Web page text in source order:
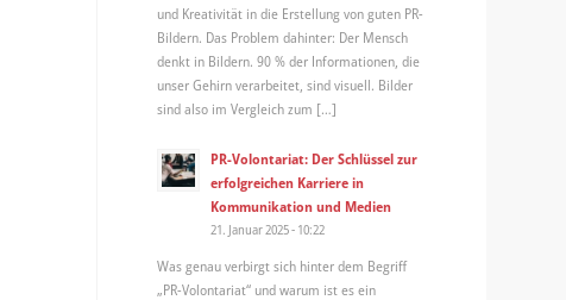
und Kreativität in die Erstellung von guten PR-
Bildern. Das Problem dahinter: Der Mensch
denkt in Bildern. 90 % der Informationen, die
unser Gehirn verarbeitet, sind visuell. Bilder
sind also im Vergleich zum […]
PR-Volontariat: Der Schlüssel zur
erfolgreichen Karriere in
Kommunikation und Medien
21. Januar 2025 - 10:22
Was genau verbirgt sich hinter dem Begriff
„PR-Volontariat“ und warum ist es ein